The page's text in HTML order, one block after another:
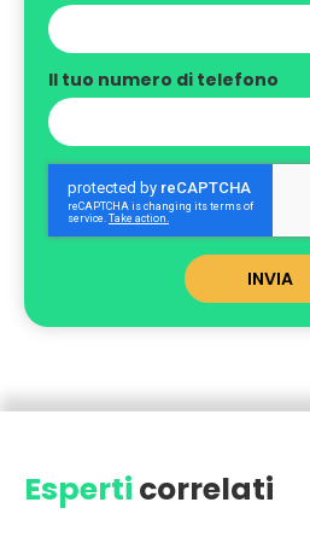
Il tuo numero di telefono
INVIA
Esperti correlati